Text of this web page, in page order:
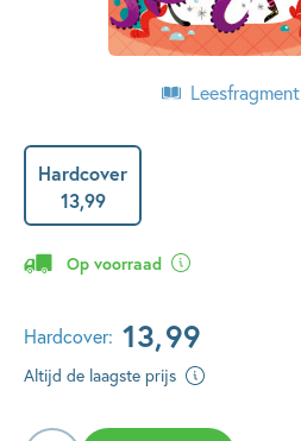
Leesfragment
Hardcover
13,99
Op voorraad
Hardcover: 13,99
Altijd de laagste prijs